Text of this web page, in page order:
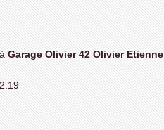
Garage Olivier 42 Olivier Etienne